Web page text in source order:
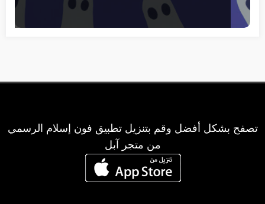
تصفح بشكل أفضل وقم بتنزيل تطبيق فون إسلام الرسمي
من متجر آبل